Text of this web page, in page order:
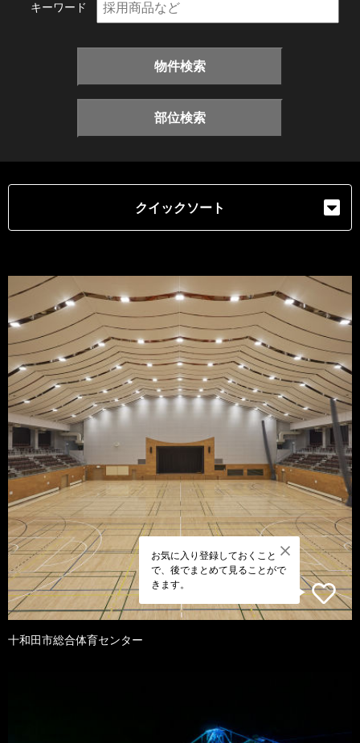
キーワード
物件検索
部位検索
クイックソート
お気に入り登録しておくこと
で、後でまとめて見ることがで
きます。
十和田市総合体育センター